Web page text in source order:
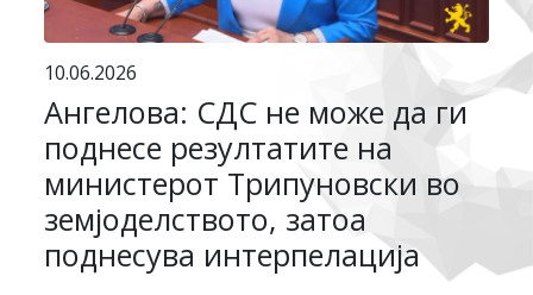
10.06.2026
Ангелова: СДС не може да ги
поднесе резултатите на
министерот Трипуновски во
земјоделството, затоа
поднесува интерпелација